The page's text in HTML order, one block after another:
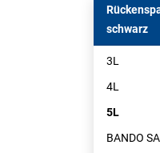
schwarz
3L
4L
5L
BANDO SA